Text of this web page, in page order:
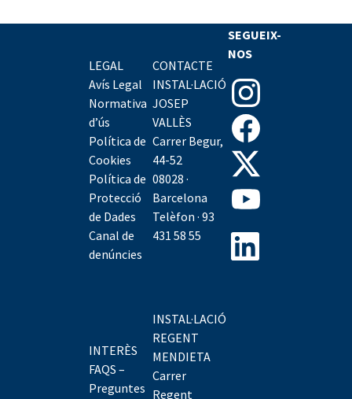
LEGAL
Avís Legal
Normativa
d’ús
Política de
Cookies
Política de
Protecció
de Dades
Canal de
denúncies
CONTACTE
INSTAL·LACIÓ
JOSEP
VALLÈS
Carrer Begur,
44-52
08028 ·
Barcelona
Telèfon · 93
431 58 55
SEGUEIX-
NOS
INTERÈS
FAQS –
Preguntes
INSTAL·LACIÓ
REGENT
MENDIETA
Carrer
Regent